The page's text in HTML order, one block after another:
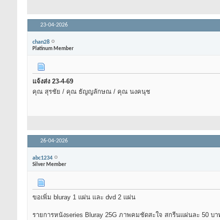
23-04-2026
chan28
Platinum Member
แจ้งส่ง 23-4-69
คุณ สุรชัย / คุณ ธัญญลักษณ / คุณ นงคนุช
26-04-2026
abc1234
Silver Member
ขอเพิ่ม bluray 1 แผ่น และ dvd 2 แผ่น
รายการหนังseries Bluray 25G ภาพคมชัดสะใจ สกรีนแผ่นละ 50 บา